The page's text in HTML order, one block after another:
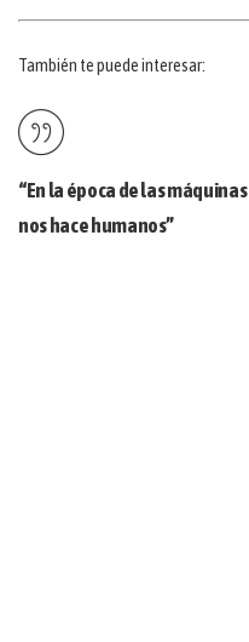
También te puede interesar:
“En la época de las
nos hace humanos”